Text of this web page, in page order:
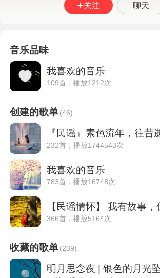
关注 聊天
音乐品味
我喜欢的音乐
109首，播放1212次
创建的歌单(46)
『民谣』素色流年，往昔
232首，播放1744543次
我喜欢的音乐
783首，播放16748次
【民谣情怀】 我有故事
366首，播放5164次
收藏的歌单(239)